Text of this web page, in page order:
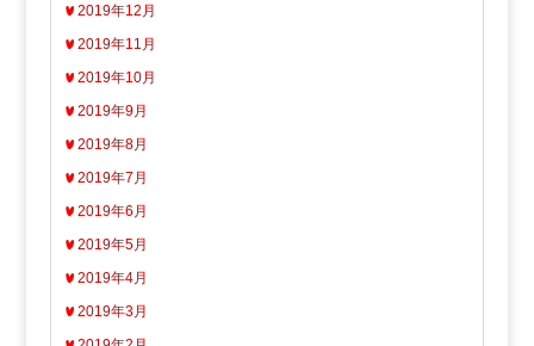
2019年12月
2019年11月
2019年10月
2019年9月
2019年8月
2019年7月
2019年6月
2019年5月
2019年4月
2019年3月